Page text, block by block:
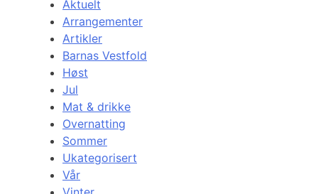
Aktuelt
Arrangementer
Artikler
Barnas Vestfold
Høst
Jul
Mat & drikke
Overnatting
Sommer
Ukategorisert
Vår